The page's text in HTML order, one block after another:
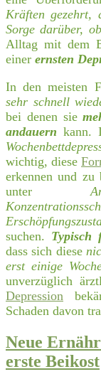
Kräften gezehrt,
Sorge darüber,
Alltag mit dem
einer ernsten
In den meisten
sehr schnell
bei denen sie
andauern kann.
wichtig, diese
erkennen und zu
unter
suchen. Typisch
dass sich diese
erst einige
unverzüglich
Depression
Schaden davon
Neue
erste Beikost